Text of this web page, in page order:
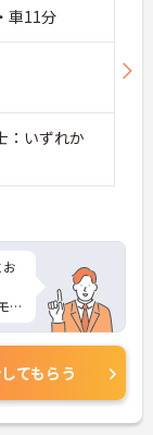
車11分
：いずれか
チ
☆
てもらう